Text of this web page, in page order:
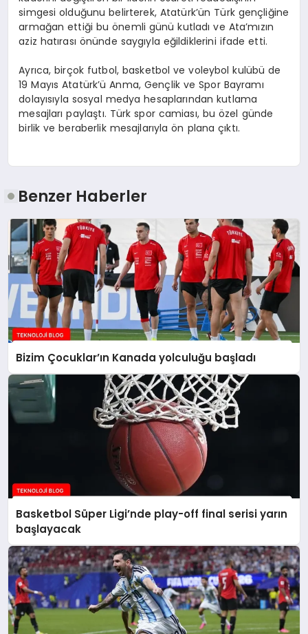
simgesi olduğunu belirterek, Atatürk’ün Türk gençliğine
armağan ettiği bu önemli günü kutladı ve Ata’mızın
aziz hatırası önünde saygıyla eğildiklerini ifade etti.
Ayrıca, birçok futbol, basketbol ve voleybol kulübü de
19 Mayıs Atatürk’ü Anma, Gençlik ve Spor Bayramı
dolayısıyla sosyal medya hesaplarından kutlama
mesajları paylaştı. Türk spor camiası, bu özel günde
birlik ve beraberlik mesajlarıyla ön plana çıktı.
Benzer Haberler
Bizim Çocuklar’ın Kanada yolculuğu başladı
Basketbol Süper Ligi’nde play-off final serisi yarın
başlayacak